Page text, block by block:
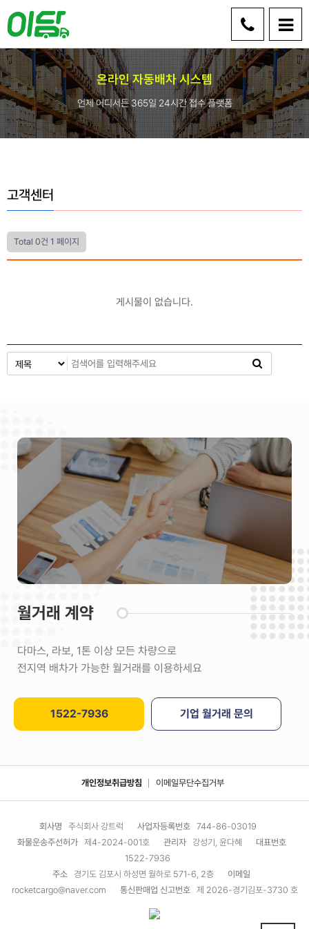
온라인 자동배차 시스템
언제 어디서든 365일 24시간 접수 플랫폼
고객센터
Total 0건 1 페이지
게시물이 없습니다.
월거래 계약
다마스, 라보, 1톤 이상 모든 차량으로
전지역 배차가 가능한 월거래를 이용하세요
1522-7936 기업 월거래 문의
개인정보취급방침 이메일무단수집거부
회사명 주식회사 강트럭 사업자등록번호
744-86-03019
화물운송주선허가
제4-2024-001호 관리자 강성기, 윤다혜
대표번호
1522-7936
주소
경기도 김포시 하성면 월하로 571-6, 2층
이메일
rocketcargo@naver.com
통신판매업 신고번호 제 2026-경기김포-3730 호